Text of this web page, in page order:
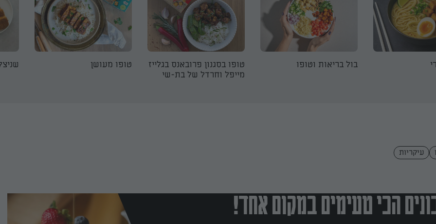
בול בריאות וטופו
טופו בסגנון פרובאנס בגלייז
מייפל וחרדל של בת-שי
טופו מעושן
עיקריות
הכי טעימים במקום אחד!